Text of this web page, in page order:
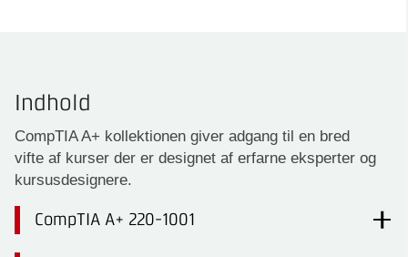
Indhold
CompTIA A+ kollektionen giver adgang til en bred
vifte af kurser der er designet af erfarne eksperter og
kursusdesignere.
CompTIA A+ 220-1001